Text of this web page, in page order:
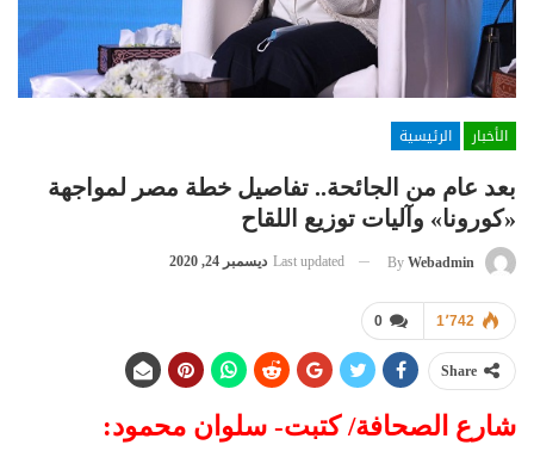
الأخبار
الرئيسية
بعد عام من الجائحة.. تفاصيل خطة مصر لمواجهة
«كورونا» وآليات توزيع اللقاح
By Webadmin
Last updated ديسمبر 24, 2020
0 1٬742
Share
شارع الصحافة/ كتبت- سلوان محمود: